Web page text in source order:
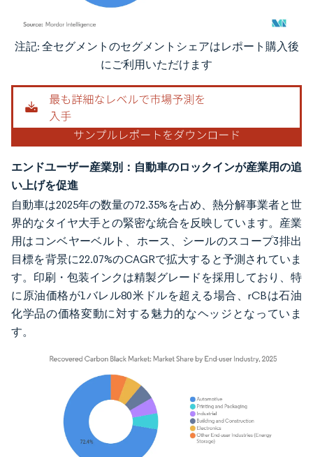
画像 © Mordor Intelligence。再利用にはCC BY 4.0の表示が必要です。
注記: 全セグメントのセグメントシェアはレポート購入後
にご利用いただけます
エンドユーザー産業別：自動車のロックインが産業用の追
い上げを促進
自動車は2025年の数量の72.35%を占め、熱分解事業者と世
界的なタイヤ大手との緊密な統合を反映しています。産業
用はコンベヤーベルト、ホース、シールのスコープ3排出
目標を背景に22.07%のCAGRで拡大すると予測されていま
す。印刷・包装インクは精製グレードを採用しており、特
に原油価格が1バレル80米ドルを超える場合、rCBは石油
化学品の価格変動に対する魅力的なヘッジとなっていま
す。